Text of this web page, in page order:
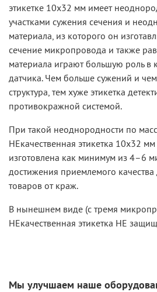
этикетке 10х32 мм имеет
участками сужения сечения и
материала, из которого он
сечение микропровода и также
материала играют большую роль в
датчика. Чем больше сужений и
структура, тем хуже этикетка
противокражной системой.
При такой неоднородности по
НЕкачественная этикетка 10х32
изготовлена как минимум из 4–6
достижения приемлемого
товаров от краж.
В нынешнем виде (с тремя
НЕкачественная этикетка НЕ
Мы улучшаем наше